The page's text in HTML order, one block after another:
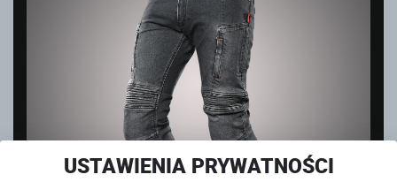
USTAWIENIA PRYWATNOŚCI